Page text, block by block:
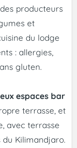
producteurs
et
du lodge
: allergies,
gluten.
espaces bar
terrasse, et
avec terrasse
Kilimandjaro.